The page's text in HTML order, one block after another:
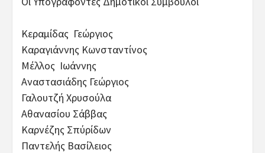
Κεραμίδας Γεώργιος
Καραγιάννης Κωνσταντίνος
Μέλλος Ιωάννης
Αναστασιάδης Γεώργιος
Γαλουτζή Χρυσούλα
Αθανασίου Σάββας
Καρνέζης Σπύρίδων
Παντελής Βασίλειος